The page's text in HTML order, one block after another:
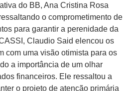
do BB, Ana Cristina Rosa
o comprometimento de
para garantir a perenidade da
Claudio Said elencou os
com uma visão otimista para os
a importância de um olhar
financeiros. Ele ressaltou a
o projeto de atenção primária